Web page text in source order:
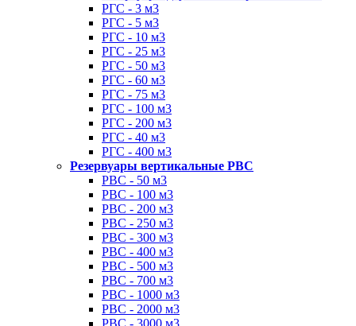
РГС - 3 м3
РГС - 5 м3
РГС - 10 м3
РГС - 25 м3
РГС - 50 м3
РГС - 60 м3
РГС - 75 м3
РГС - 100 м3
РГС - 200 м3
РГС - 40 м3
РГС - 400 м3
Резервуары вертикальные РВС
РВС - 50 м3
РВС - 100 м3
РВС - 200 м3
РВС - 250 м3
РВС - 300 м3
РВС - 400 м3
РВС - 500 м3
РВС - 700 м3
РВС - 1000 м3
РВС - 2000 м3
РВС - 3000 м3